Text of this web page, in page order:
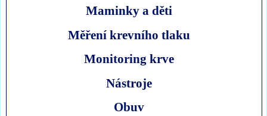
Maminky a děti
Měření krevního tlaku
Monitoring krve
Nástroje
Obuv